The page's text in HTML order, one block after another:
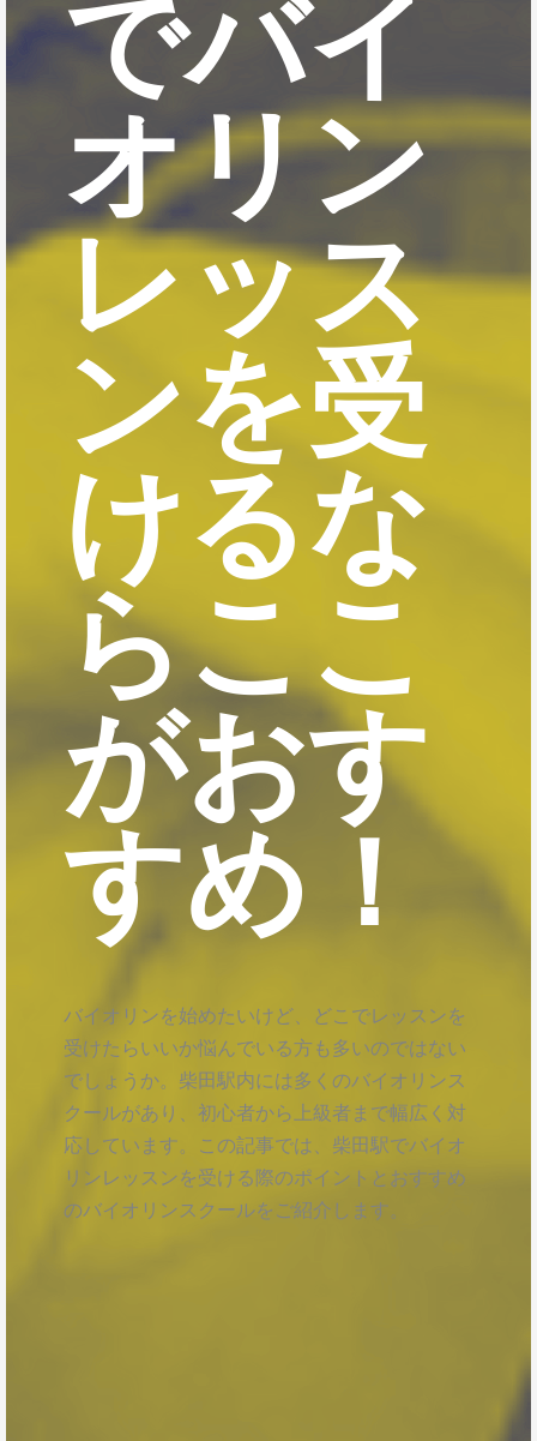
でバイ
オリン
レッス
ンを受
けるな
らここ
がおす
すめ！
バイオリンを始めたいけど、どこでレッスンを
受けたらいいか悩んでいる方も多いのではない
でしょうか。柴田駅内には多くのバイオリンス
クールがあり、初心者から上級者まで幅広く対
応しています。この記事では、柴田駅でバイオ
リンレッスンを受ける際のポイントとおすすめ
のバイオリンスクールをご紹介します。